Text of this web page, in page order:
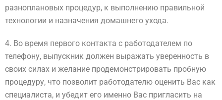
разноплановых процедур, к выполнению правильной
технологии и назначения домашнего ухода.
4. Во время первого контакта с работодателем по
телефону, выпускник должен выражать уверенность в
своих силах и желание продемонстрировать пробную
процедуру, что позволит работодателю оценить Вас как
специалиста, и убедит его именно Вас пригласить на